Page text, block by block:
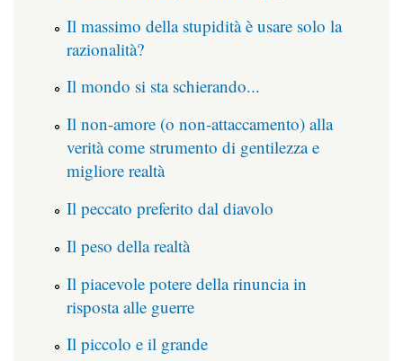
Il massimo della stupidità è usare solo la
razionalità?
Il mondo si sta schierando...
Il non-amore (o non-attaccamento) alla
verità come strumento di gentilezza e
migliore realtà
Il peccato preferito dal diavolo
Il peso della realtà
Il piacevole potere della rinuncia in
risposta alle guerre
Il piccolo e il grande